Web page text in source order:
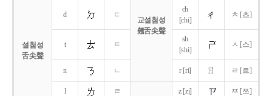
교설첨성
翹舌尖聲
설첨성
舌尖聲
d ㄷ
ch
[chi]
ㅊ [츠]
t ㅌ
sh
[shi]
ㅅ [스]
n ㄴ r [ri] ㄖ ㄹ [르]
l
ㄹ
z [zi] ㅉ [쯔]